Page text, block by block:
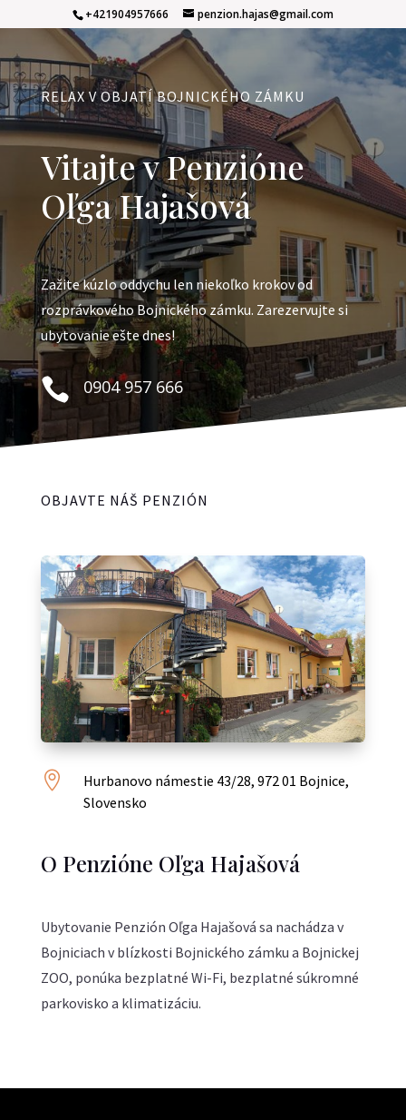
+421904957666 penzion.hajas@gmail.com
RELAX V OBJATÍ BOJNICKÉHO ZÁMKU
Vitajte v Penzióne
Oľga Hajašová
Zažite kúzlo oddychu len niekoľko krokov od
rozprávkového Bojnického zámku. Zarezervujte si
ubytovanie ešte dnes!
 0904 957 666
OBJAVTE NÁŠ PENZIÓN

Hurbanovo námestie 43/28, 972 01 Bojnice,
Slovensko
O Penzióne Oľga Hajašová
Ubytovanie Penzión Oľga Hajašová sa nachádza v
Bojniciach v blízkosti Bojnického zámku a Bojnickej
ZOO, ponúka bezplatné Wi-Fi, bezplatné súkromné
parkovisko a klimatizáciu.